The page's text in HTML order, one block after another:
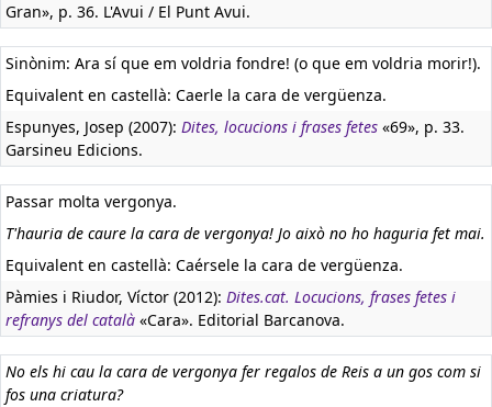
Gran», p. 36. L'Avui / El Punt Avui.
Sinònim: Ara sí que em voldria fondre! (o que em voldria morir!).
Equivalent en castellà: Caerle la cara de vergüenza.
Espunyes, Josep (2007): Dites, locucions i frases fetes «69», p. 33.
Garsineu Edicions.
Passar molta vergonya.
T'hauria de caure la cara de vergonya! Jo això no ho haguria fet mai.
Equivalent en castellà: Caérsele la cara de vergüenza.
Pàmies i Riudor, Víctor (2012): Dites.cat. Locucions, frases fetes i
refranys del català «Cara». Editorial Barcanova.
No els hi cau la cara de vergonya fer regalos de Reis a un gos com si
fos una criatura?